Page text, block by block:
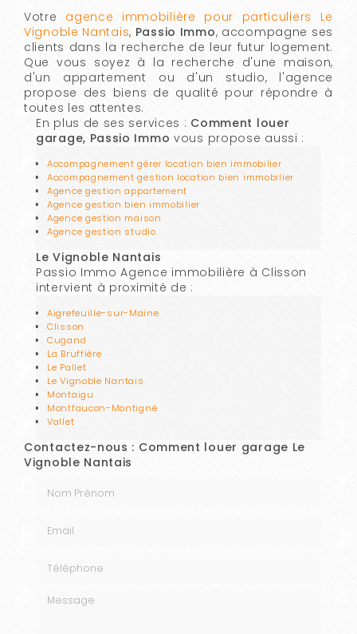
Votre agence immobilière pour particuliers Le
Vignoble Nantais, Passio Immo, accompagne ses
clients dans la recherche de leur futur logement.
Que vous soyez à la recherche d'une maison,
d'un appartement ou d'un studio, l'agence
propose des biens de qualité pour répondre à
toutes les attentes.
En plus de ses services : Comment louer
garage, Passio Immo vous propose aussi :
Accompagnement gérer location bien immobilier
Accompagnement gestion location bien immobilier
Agence gestion appartement
Agence gestion bien immobilier
Agence gestion maison
Agence gestion studio
Le Vignoble Nantais
Passio Immo Agence immobilière à Clisson
intervient à proximité de :
Aigrefeuille-sur-Maine
Clisson
Cugand
La Bruffière
Le Pallet
Le Vignoble Nantais
Montaigu
Montfaucon-Montigné
Vallet
Contactez-nous : Comment louer garage Le
Vignoble Nantais
Message